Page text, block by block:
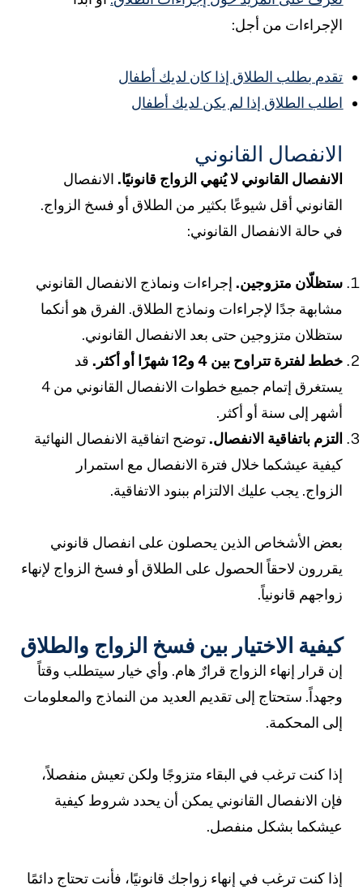
الإجراءات من أجل:
تقدم بطلب الطلاق إذا كان لديك أطفال
اطلب الطلاق إذا لم يكن لديك أطفال
الانفصال القانوني
الانفصال القانوني لا يُنهي الزواج قانونيًا.الانفصال
القانوني أقل شيوعًا بكثير من الطلاق أو فسخ الزواج.
في حالة الانفصال القانوني:
ستظلّان متزوجين.إجراءات ونماذج الانفصال القانوني
مشابهة جدًا لإجراءات ونماذج الطلاق. الفرق هو أنكما
ستظلان متزوجين حتى بعد الانفصال القانوني.
خطط لفترة تتراوح بين 4 و12 شهرًا أو أكثر.
قد
يستغرق إتمام جميع خطوات الانفصال القانوني من 4
أشهر إلى سنة أو أكثر.
التزم باتفاقية الانفصال.توضح اتفاقية الانفصال النهائية
كيفية عيشكما خلال فترة الانفصال مع استمرار
الزواج. يجب عليك الالتزام ببنود الاتفاقية.
بعض الأشخاص الذين يحصلون على انفصال قانوني
يقررون لاحقاً الحصول على الطلاق أو فسخ الزواج لإنهاء
زواجهم قانونياً.
كيفية الاختيار بين فسخ الزواج والطلاق
إن قرار إنهاء الزواج قرارٌ هام. وأي خيار سيتطلب وقتاً
وجهداً. ستحتاج إلى تقديم العديد من النماذج والمعلومات
إلى المحكمة.
إذا كنت ترغب في البقاء متزوجًا ولكن تعيش منفصلاً،
فإن الانفصال القانوني يمكن أن يحدد شروط كيفية
عيشكما بشكل منفصل.
إذا كنت ترغب في إنهاء زواجك قانونيًا، فأنت تحتاج دائمًا